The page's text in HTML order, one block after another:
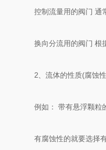
控制流量用的阀门 通常
换向分流用的阀门 根据
2、流体的性质(腐蚀
例如： 带有悬浮颗粒的
有腐蚀性的就要选择有